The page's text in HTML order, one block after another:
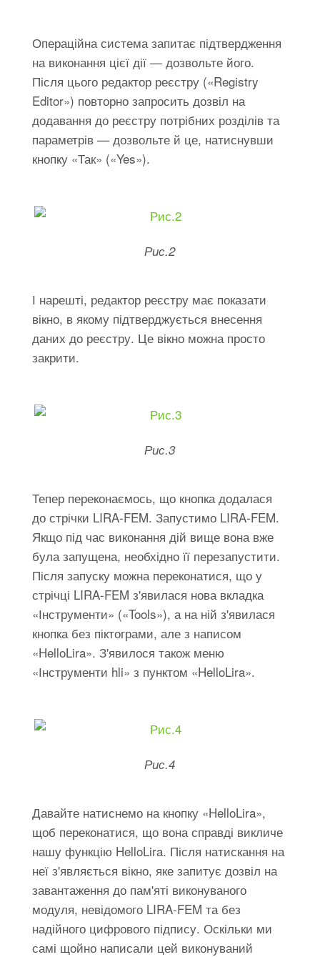
Операційна система запитає підтвердження
на виконання цієї дії — дозвольте його.
Після цього редактор реєстру («Registry
Editor») повторно запросить дозвіл на
додавання до реєстру потрібних розділів та
параметрів — дозвольте й це, натиснувши
кнопку «Так» («Yes»).
Рис.2
І нарешті, редактор реєстру має показати
вікно, в якому підтверджується внесення
даних до реєстру. Це вікно можна просто
закрити.
Рис.3
Тепер переконаємось, що кнопка додалася
до стрічки LIRA-FEM. Запустимо LIRA-FEM.
Якщо під час виконання дій вище вона вже
була запущена, необхідно її перезапустити.
Після запуску можна переконатися, що у
стрічці LIRA-FEM з'явилася нова вкладка
«Інструменти» («Tools»), а на ній з'явилася
кнопка без піктограми, але з написом
«HelloLira». З'явилося також меню
«Інструменти hli» з пунктом «HelloLira».
Рис.4
Давайте натиснемо на кнопку «HelloLira»,
щоб переконатися, що вона справді викличе
нашу функцію HelloLira. Після натискання на
неї з'являється вікно, яке запитує дозвіл на
завантаження до пам'яті виконуваного
модуля, невідомого LIRA-FEM та без
надійного цифрового підпису. Оскільки ми
самі щойно написали цей виконуваний